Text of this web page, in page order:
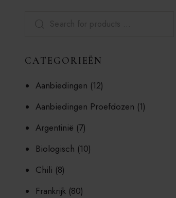
CATEGORIEËN
Aanbiedingen (12)
Aanbiedingen Proefdozen (1)
Argentinië (7)
Biologisch (10)
Chili (8)
Frankrijk (80)